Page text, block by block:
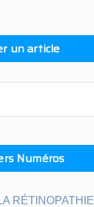
un article
Numéros
RÉTINOPATHIE